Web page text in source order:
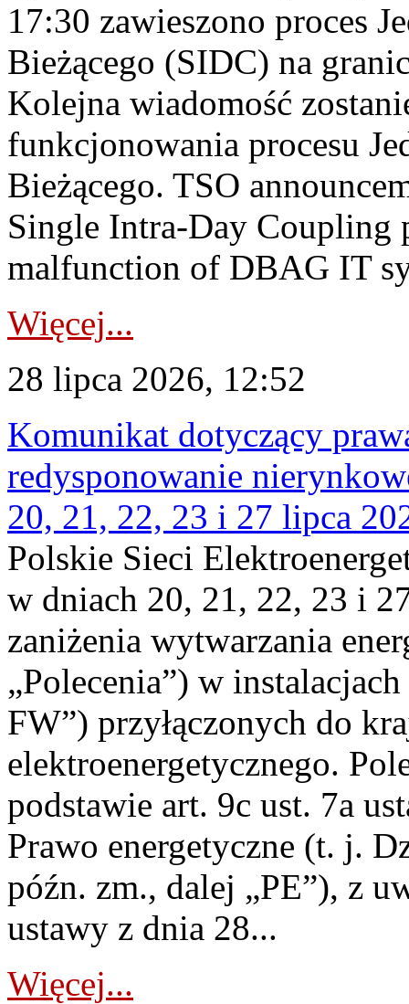
17:30 zawieszono proces
Bieżącego (SIDC) na
Kolejna wiadomość
funkcjonowania procesu
Bieżącego. TSO
Single Intra-Day Coupling
malfunction of DBAG IT
Więcej...
28 lipca 2026, 12:52
Komunikat dotyczący
redysponowanie
20, 21, 22, 23 i 27 lipca
Polskie Sieci
w dniach 20, 21, 22, 23 i
zaniżenia wytwarzania
„Polecenia”) w
FW”) przyłączonych do
elektroenergetycznego.
podstawie art. 9c ust. 7a
Prawo energetyczne (t. j.
późn. zm., dalej „PE”), z
ustawy z dnia 28...
Więcej...